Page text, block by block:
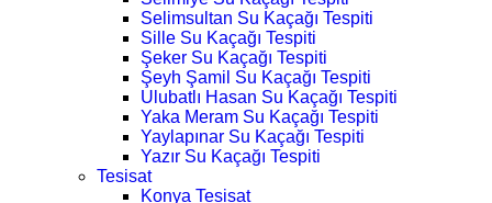
Selimsultan Su Kaçağı Tespiti
Sille Su Kaçağı Tespiti
Şeker Su Kaçağı Tespiti
Şeyh Şamil Su Kaçağı Tespiti
Ulubatlı Hasan Su Kaçağı Tespiti
Yaka Meram Su Kaçağı Tespiti
Yaylapınar Su Kaçağı Tespiti
Yazır Su Kaçağı Tespiti
Tesisat
Konya Tesisat